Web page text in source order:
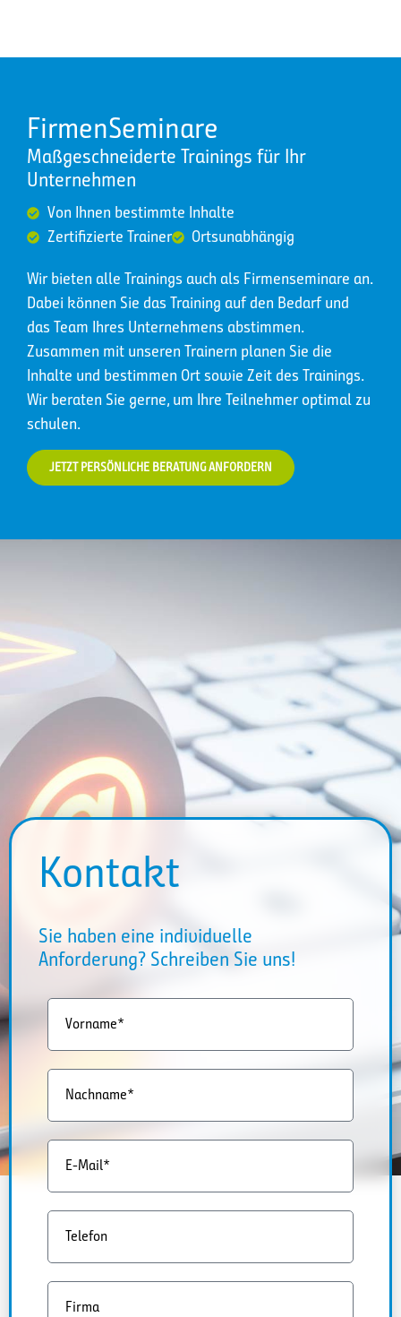
FirmenSeminare
Maßgeschneiderte Trainings für Ihr
Unternehmen
Von Ihnen bestimmte Inhalte
Zertifizierte Trainer
Ortsunabhängig
Wir bieten alle Trainings auch als Firmenseminare an.
Dabei können Sie das Training auf den Bedarf und
das Team Ihres Unternehmens abstimmen.
Zusammen mit unseren Trainern planen Sie die
Inhalte und bestimmen Ort sowie Zeit des Trainings.
Wir beraten Sie gerne, um Ihre Teilnehmer optimal zu
schulen.
JETZT PERSÖNLICHE BERATUNG ANFORDERN
Kontakt
Sie haben eine individuelle
Anforderung? Schreiben Sie uns!
Vorname*
Nachname*
E-Mail*
Telefon
Firma